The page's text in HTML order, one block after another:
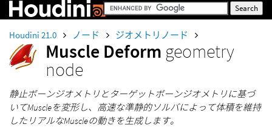
Houdini 21.0 ノード ジオメトリノード
Muscle Deform geometry
node
静止ボーンジオメトリとターゲットボーンジオメトリに基づ
いてMuscleを変形し、高速な準静的ソルバによって体積を維持
したリアルなMuscleの動きを生成します。